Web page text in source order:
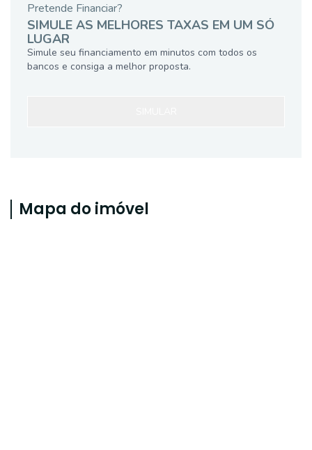
Pretende Financiar?
SIMULE AS MELHORES TAXAS EM UM SÓ
LUGAR
Simule seu financiamento em minutos com todos os
bancos e consiga a melhor proposta.
Mapa do imóvel